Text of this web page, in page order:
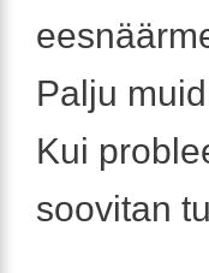
Palju
Kui
soovitan